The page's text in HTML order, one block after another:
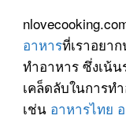
อาหารที่เราอยา
ทำอาหาร ซึ่งเน้
เคล็ดลับในการท
เช่น อาหารไทย